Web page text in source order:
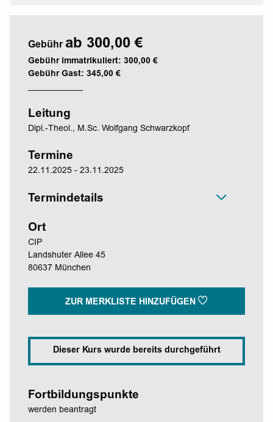
Gebühr ab 300,00 €
Gebühr immatrikuliert: 300,00 €
Gebühr Gast: 345,00 €
Leitung
Dipl.-Theol., M.Sc. Wolfgang Schwarzkopf
Termine
22.11.2025 - 23.11.2025
Termindetails
Ort
CIP
Landshuter Allee 45
80637 München
ZUR MERKLISTE HINZUFÜGEN
Dieser Kurs wurde bereits durchgeführt
Fortbildungspunkte
werden beantragt